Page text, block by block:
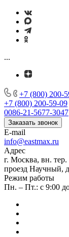
...
+7 (800) 200-
+7 (800) 200-59-09
0086-21-5677-3047
Заказать звонок
E-mail
info@eastmax.ru
Адрес
г. Москва, вн.
проезд Научный,
Режим работы
Пн. – Пт.: с 9:00